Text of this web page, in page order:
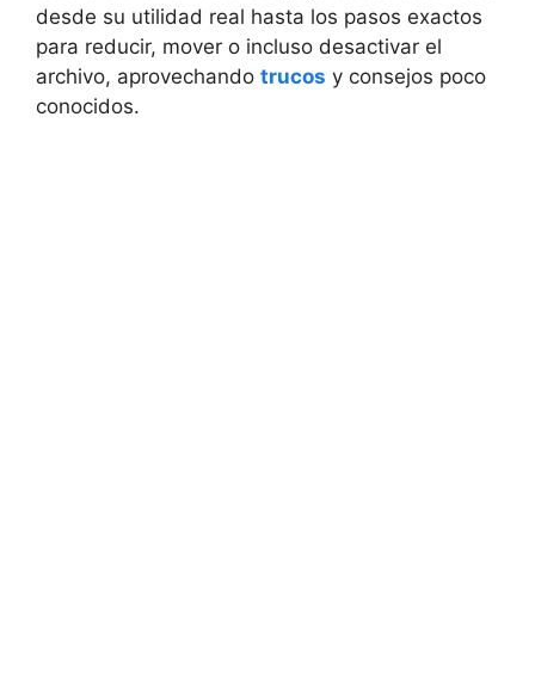
desde su utilidad real hasta los pasos exactos
para reducir, mover o incluso desactivar el
archivo, aprovechando trucos y consejos poco
conocidos.